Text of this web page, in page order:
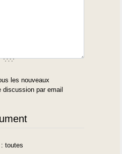
les nouveaux
discussion par email
toutes